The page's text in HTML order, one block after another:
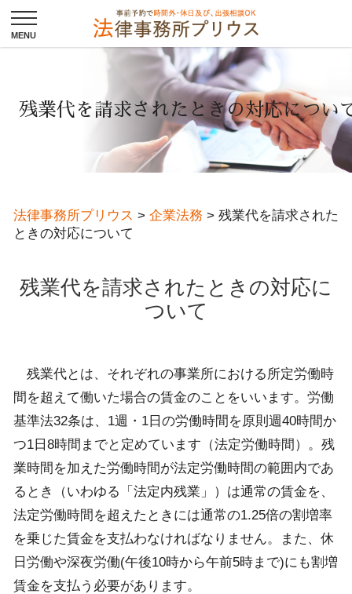
残業代を請求されたときの対応につい
法律事務所プリウス > 企業法務 > 残業代を請求された
ときの対応について
残業代を請求されたときの対応に
ついて
残業代とは、それぞれの事業所における所定労働時
間を超えて働いた場合の賃金のことをいいます。労働
基準法32条は、 1週・ 1 日の労働時間を原則週40時間か
つ1 日 8時間までと定めています（法定労働時間）。残
業時間を加えた労働時間が法定労働時間の範囲内であ
るとき（いわゆる「法定内残業」）は通常の賃金を、
法定労働時間を超えたときには通常の1.25倍の割増率
を乗じた賃金を支払わなければなりません。また、休
日労働や深夜労働(午後10時から午前5時まで)にも割増
賃金を支払う必要があります。